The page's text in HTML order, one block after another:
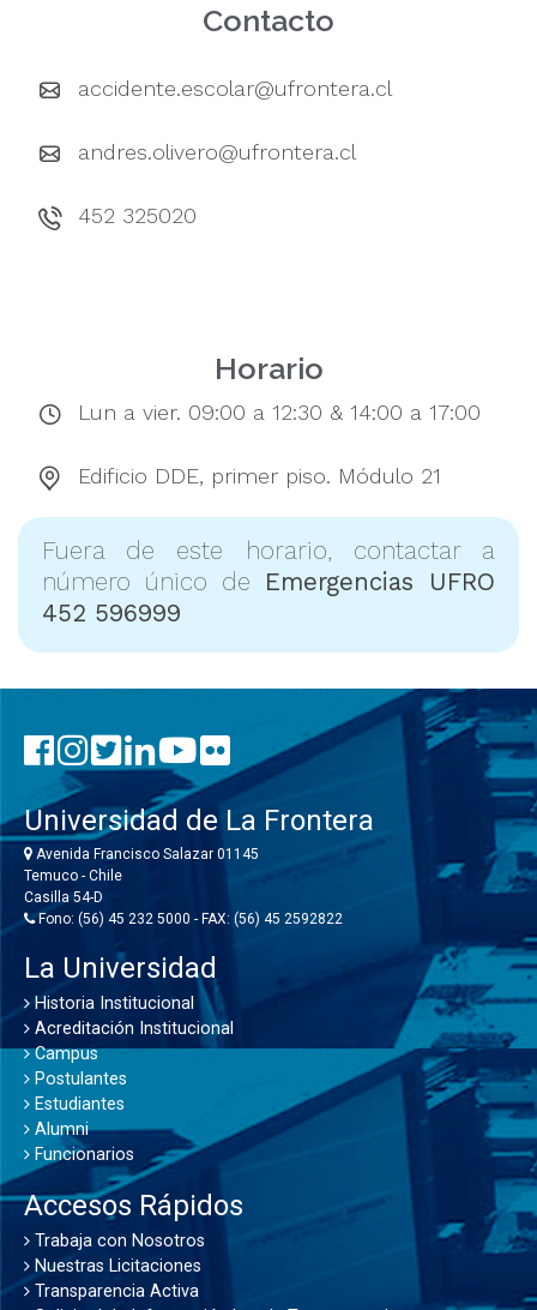
Contacto
accidente.escolar@ufrontera.cl
andres.olivero@ufrontera.cl
452 325020
Horario
Lun a vier. 09:00 a 12:30 & 14:00 a 17:00
Edificio DDE, primer piso. Módulo 21
Fuera de este horario, contactar a
número único de Emergencias UFRO
452 596999
Universidad de La Frontera
Avenida Francisco Salazar 01145
Temuco - Chile
Casilla 54-D
Fono: (56) 45 232 5000 - FAX: (56) 45 2592822
La Universidad
Historia Institucional
Acreditación Institucional
Campus
Postulantes
Estudiantes
Alumni
Funcionarios
Accesos Rápidos
Trabaja con Nosotros
Nuestras Licitaciones
Transparencia Activa